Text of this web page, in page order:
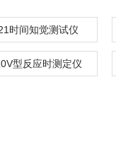
时间知觉测试仪
型反应时测定仪